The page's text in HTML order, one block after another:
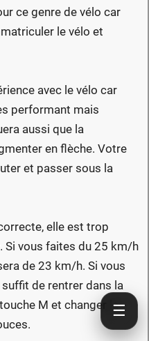
elle est trop
vous faites du 25 km/h
de 23 km/h. Si vous
M et changer la
sans doute pas le même
si l'ADN de Lankeleisi est
C'est un vélo plus
(porte-bagage,
avec la
est sans doute plus
vélo est quand même
☰